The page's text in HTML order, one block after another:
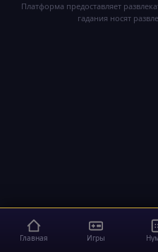
Платформа предоставляет
гадания носят
Главная Игры